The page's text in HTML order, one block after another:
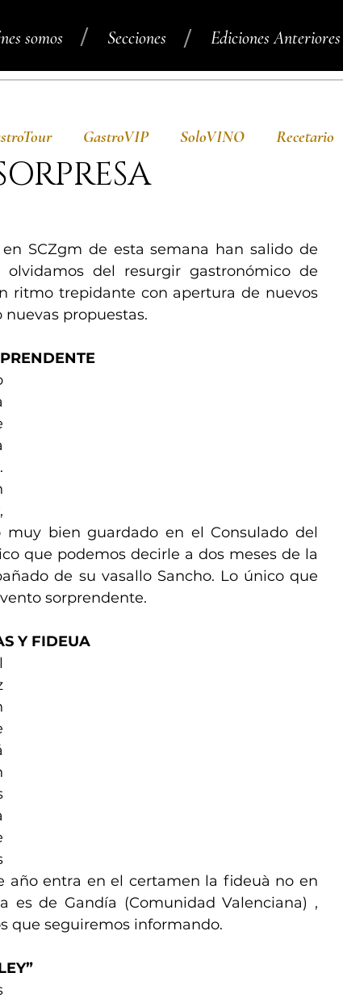
somos Secciones Ediciones Anteriores
/ /
SCZgm de esta semana han salido de
del resurgir gastronómico de
ritmo trepidante con apertura de nuevos
propuestas.
muy bien guardado en el Consulado del
que podemos decirle a dos meses de la
de su vasallo Sancho. Lo único que
sorprendente.
Y FIDEUA
año entra en el certamen la fideuà no en
es de Gandía (Comunidad Valenciana) ,
que seguiremos informando.
GastroVIP SoloVINO Recetario